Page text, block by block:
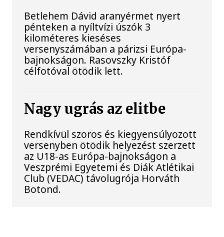
Betlehem Dávid aranyérmet nyert
pénteken a nyíltvízi úszók 3
kilométeres kieséses
versenyszámában a párizsi Európa-
bajnokságon. Rasovszky Kristóf
célfotóval ötödik lett.
Nagy ugrás az elitbe
Rendkívül szoros és kiegyensúlyozott
versenyben ötödik helyezést szerzett
az U18-as Európa-bajnokságon a
Veszprémi Egyetemi és Diák Atlétikai
Club (VEDAC) távolugrója Horváth
Botond.